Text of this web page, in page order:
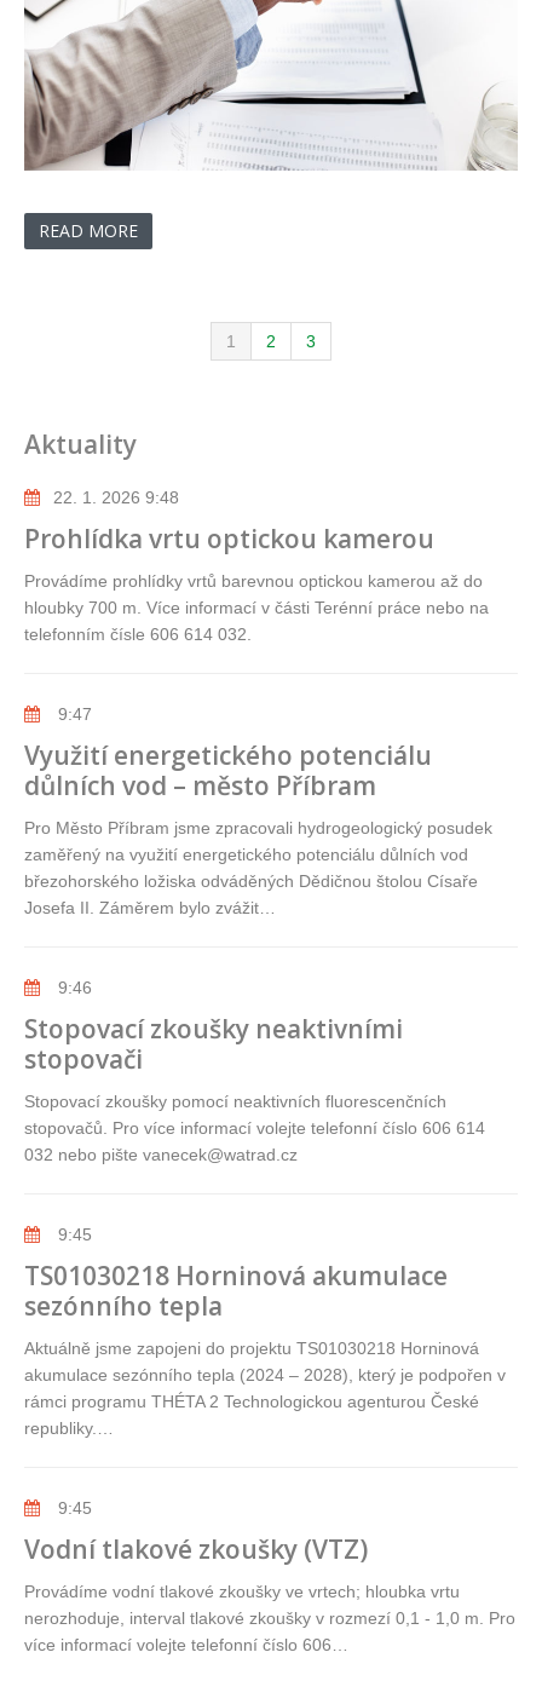
READ MORE
1 2 3
Aktuality
22. 1. 2026 9:48
Prohlídka vrtu optickou kamerou
Provádíme prohlídky vrtů barevnou optickou kamerou až do
hloubky 700 m. Více informací v části Terénní práce nebo na
telefonním čísle 606 614 032.
9:47
Využití energetického potenciálu
důlních vod – město Příbram
Pro Město Příbram jsme zpracovali hydrogeologický posudek
zaměřený na využití energetického potenciálu důlních vod
březohorského ložiska odváděných Dědičnou štolou Císaře
Josefa II. Záměrem bylo zvážit…
9:46
Stopovací zkoušky neaktivními
stopovači
Stopovací zkoušky pomocí neaktivních fluorescenčních
stopovačů. Pro více informací volejte telefonní číslo 606 614
032 nebo pište vanecek@watrad.cz
9:45
TS01030218 Horninová akumulace
sezónního tepla
Aktuálně jsme zapojeni do projektu TS01030218 Horninová
akumulace sezónního tepla (2024 – 2028), který je podpořen v
rámci programu THÉTA 2 Technologickou agenturou České
republiky.…
9:45
Vodní tlakové zkoušky (VTZ)
Provádíme vodní tlakové zkoušky ve vrtech; hloubka vrtu
nerozhoduje, interval tlakové zkoušky v rozmezí 0,1 - 1,0 m. Pro
více informací volejte telefonní číslo 606…